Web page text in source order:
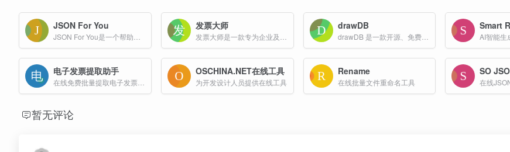
JSON For You 发票大师 drawDB
drawDB 是一款开源、免费且直观的在线数据库设计工具，旨在帮助用户轻松设计和管理数据库。
Smart
电子发票提取助手 OSCHINA.NET在线工具
为开发设计人员提供在线工具
Rename
在线批量文件重命名工具
SO
在线
暂无评论